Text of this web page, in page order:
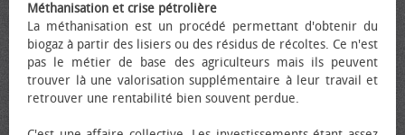
Méthanisation et crise pétrolière
La méthanisation est un procédé permettant d'obtenir du
biogaz à partir des lisiers ou des résidus de récoltes. Ce n'est
pas le métier de base des agriculteurs mais ils peuvent
trouver là une valorisation supplémentaire à leur travail et
retrouver une rentabilité bien souvent perdue.